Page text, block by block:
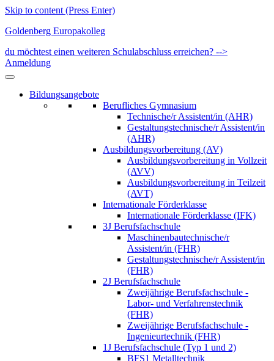
Skip to content (Press Enter)
Goldenberg Europakolleg
du möchtest einen weiteren Schulabschluss erreichen? -->
Anmeldung
Bildungsangebote
Berufliches Gymnasium
Technische/r Assistent/in (AHR)
Gestaltungstechnische/r Assistent/in
(AHR)
Ausbildungsvorbereitung (AV)
Ausbildungsvorbereitung in Vollzeit
(AVV)
Ausbildungsvorbereitung in Teilzeit
(AVT)
Internationale Förderklasse
Internationale Förderklasse (IFK)
3J Berufsfachschule
Maschinenbautechnische/r
Assistent/in (FHR)
Gestaltungstechnische/r Assistent/in
(FHR)
2J Berufsfachschule
Zweijährige Berufsfachschule -
Labor- und Verfahrenstechnik
(FHR)
Zweijährige Berufsfachschule -
Ingenieurtechnik (FHR)
1J Berufsfachschule (Typ 1 und 2)
BFS1 Metalltechnik